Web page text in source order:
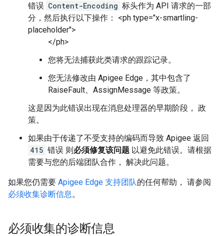
错误 Content-Encoding 标头作为 API 请求的一部
分，然后执行以下操作： <ph type="x-smartling-
placeholder">
</ph>
您将无法捕获此类请求的跟踪记录。
您无法修改由 Apigee Edge，其中包含了
RaiseFault、AssignMessage 等政策。
这是因为此错误出现在消息处理器的早期阶段， 政
策。
如果由于传递了不受支持的编码而导致 Apigee 返回
415 错误 则必须修复该问题 以避免此错误。请根据
需要与您的后端团队合作， 解决此问题。
如果您仍需要 Apigee Edge 支持团队的任何帮助， 请参阅
必须收集诊断信息 。
必须收集的诊断信息